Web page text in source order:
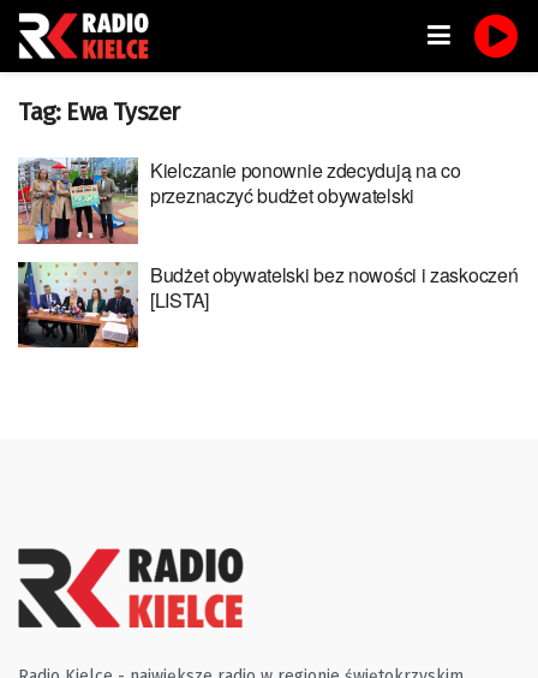
Tag: Ewa Tyszer
Kielczanie ponownie zdecydują na co
przeznaczyć budżet obywatelski
Budżet obywatelski bez nowości i zaskoczeń
[LISTA]